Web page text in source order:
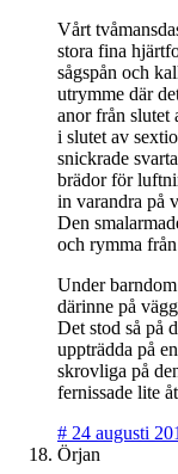
Vårt
stora fina
sågspån och
utrymme där
anor från slutet
i slutet av
snickrade
brädor för
in varandra på
Den
och rymma
Under
därinne på
Det stod så på
uppträdda på
skrovliga på
fernissade lite
# 24 augusti
Örjan